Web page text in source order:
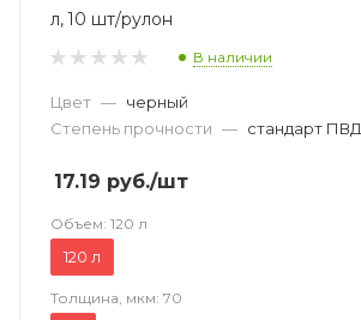
л, 10 шт/рулон
В наличии
Цвет — черный
Степень прочности — стандарт ПВД
17.19 руб./шт
Объем: 120 л
120 л
Толщина, мкм: 70